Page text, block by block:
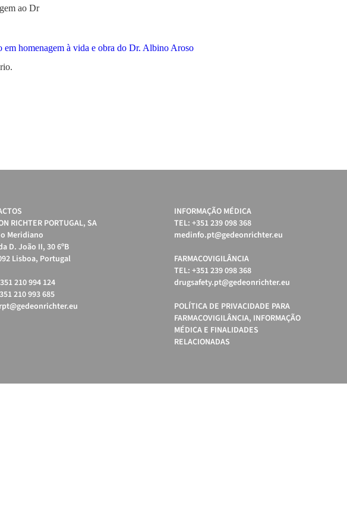
ao Dr
homenagem à vida e obra do Dr. Albino Aroso
RICHTER PORTUGAL, SA
Meridiano
D. João II, 30 6ºB
Lisboa, Portugal
210 994 124
210 993 685
INFORMAÇÃO MÉDICA
TEL: +351 239 098 368
medinfo.pt@gedeonrichter.eu
FARMACOVIGILÂNCIA
TEL: +351 239 098 368
drugsafety.pt@gedeonrichter.eu
POLÍTICA DE PRIVACIDADE PARA
FARMACOVIGILÂNCIA, INFORMAÇÃO
MÉDICA E FINALIDADES
RELACIONADAS